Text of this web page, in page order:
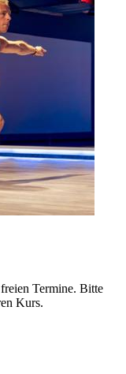
Termine. Bitte
Kurs.